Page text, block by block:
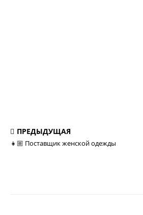
ПРЕДЫДУЩАЯ
👧🏼 Поставщик женской одежды